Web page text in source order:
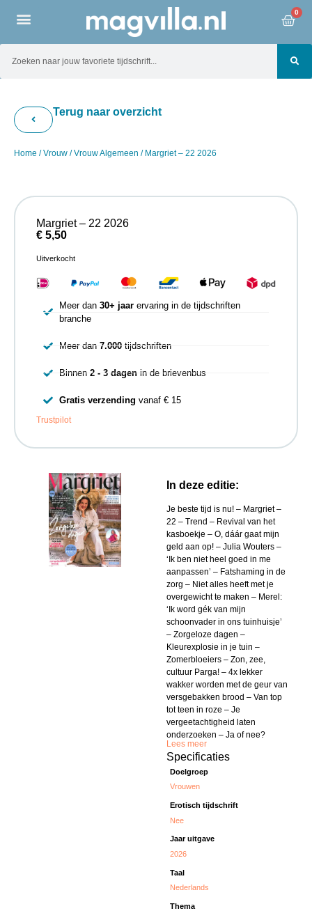
0
Terug naar overzicht
Home /Vrouw /Vrouw Algemeen / Margriet – 22 2026
In deze editie:
Je beste tijd is nu! – Margriet –
22 – Trend – Revival van het
kasboekje – O, dáár gaat mijn
geld aan op! – Julia Wouters –
‘Ik ben niet heel goed in me
aanpassen’ – Fatshaming in de
zorg – Niet alles heeft met je
overgewicht te maken – Merel:
‘Ik word gék van mijn
schoonvader in ons tuinhuisje’
– Zorgeloze dagen –
Kleurexplosie in je tuin –
Zomerbloeiers – Zon, zee,
cultuur Parga! – 4x lekker
wakker worden met de geur van
versgebakken brood – Van top
tot teen in roze – Je
vergeetachtigheid laten
onderzoeken – Ja of nee?
Lees meer
Specificaties
Doelgroep
Vrouwen
Erotisch tijdschrift
Nee
Jaar uitgave
2026
Taal
Nederlands
Thema
Margriet – 22 2026
€ 5,50
Uitverkocht
Meer dan 30+ jaarervaring in de tijdschriften
branche
Meer dan 7.000tijdschriften
Binnen 2 - 3 dagenin de brievenbus
Gratis verzending vanaf € 15
Trustpilot